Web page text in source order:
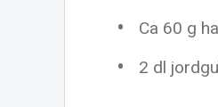
Ca 60 g
2 dl